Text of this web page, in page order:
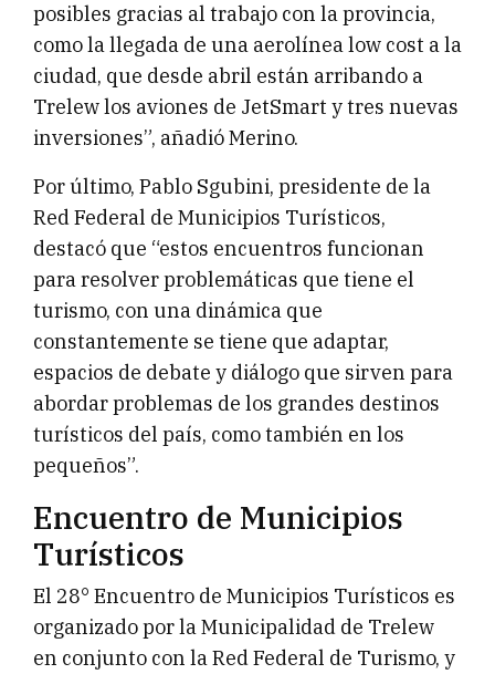
posibles gracias al trabajo con la provincia,
como la llegada de una aerolínea low cost a la
ciudad, que desde abril están arribando a
Trelew los aviones de JetSmart y tres nuevas
inversiones”, añadió Merino.
Por último, Pablo Sgubini, presidente de la
Red Federal de Municipios Turísticos,
destacó que “estos encuentros funcionan
para resolver problemáticas que tiene el
turismo, con una dinámica que
constantemente se tiene que adaptar,
espacios de debate y diálogo que sirven para
abordar problemas de los grandes destinos
turísticos del país, como también en los
pequeños”.
Encuentro de Municipios
Turísticos
El 28° Encuentro de Municipios Turísticos es
organizado por la Municipalidad de Trelew
en conjunto con la Red Federal de Turismo, y